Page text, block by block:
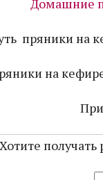
пряники на
на
Хотите